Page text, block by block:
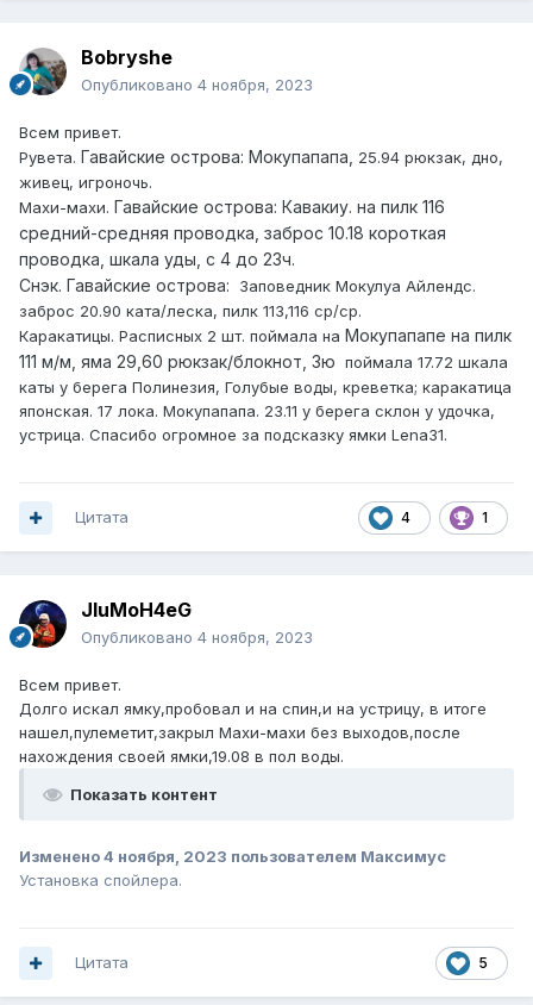
Bobryshe
Опубликовано 4 ноября, 2023
Всем привет.
Рувета. Гавайские острова: Мокупапапа
25.94 рюкзак, дно,
живец, игроночь.
Махи-махи. Гавайские острова: Кавакиу. на пилк 116
средний-средняя проводка, заброс 10.18 короткая
проводка, шкала уды, с 4 до 23ч.
Снэк. Гавайские острова:
Заповедник Мокулуа Айлендс.
заброс 20.90 ката/леска, пилк 113,116 ср/ср.
Каракатицы. Расписных 2 шт. поймала на Мокупапапе на пилк
111 м/м, яма 29,60 рюкзак/блокнот, 3ю поймала 17.72 шкала
каты у берега Полинезия, Голубые воды, креветка; каракатица
японская. 17 лока. Мокупапапа. 23.11 у берега склон у удочка,
устрица. Спасибо огромное за подсказку ямки Lena31.
4 1
Цитата
JIuMoH4eG
Опубликовано 4 ноября, 2023
Всем привет.
Долго искал ямку,пробовал и на спин,и на устрицу, в итоге
нашел,пулеметит,закрыл Махи-махи без выходов,после
нахождения своей ямки,19.08 в пол воды.
Показать контент
Изменено4 ноября, 2023 пользователем Максимус
Установка спойлера.
5
Цитата